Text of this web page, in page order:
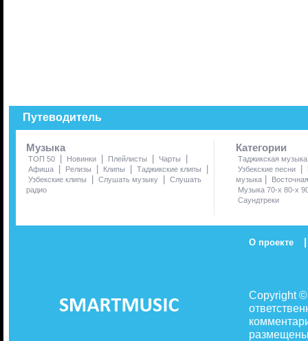
Путеводитель
Музыка
ТОП 50 | Новинки | Плейлисты | Чарты |
Афиша | Релизы | Клипы | Таджикские клипы |
Узбекские клипы | Слушать музыку | Слушать
радио
Категории
Таджикская музыка
Узбекские песни
|
музыка |
Музыка 70-х 80-х
Саундтреки
О проекте |
Copyright
размещены